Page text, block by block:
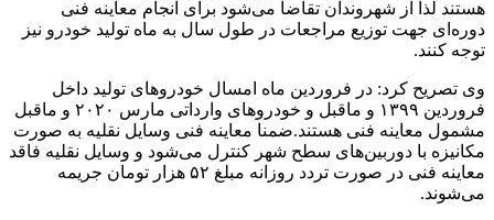
هستند لذا از شهروندان تقاضا می‌شود برای انجام معاینه فنی
دوره‌ای جهت توزیع مراجعات در طول سال به ماه تولید خودرو نیز
توجه کنند.
وی تصریح کرد: در فروردین ماه امسال خودروهای تولید داخل
فروردین ۱۳۹۹ و ماقبل و خودروهای وارداتی مارس ۲۰۲۰ و ماقبل
مشمول معاینه فنی هستند.ضمنا معاینه فنی وسایل نقلیه به صورت
مکانیزه با دوربین‌های سطح شهر کنترل می‌شود و وسایل نقلیه فاقد
معاینه فنی در صورت تردد روزانه مبلغ ۵۲ هزار تومان جریمه
می‌شوند.